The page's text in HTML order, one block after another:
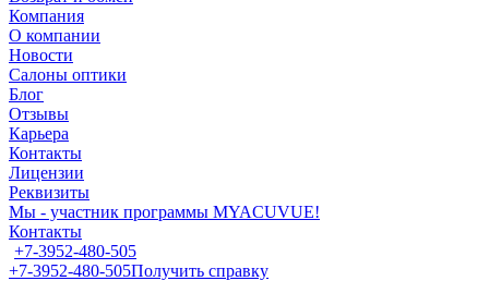
Компания
О компании
Новости
Салоны оптики
Блог
Отзывы
Карьера
Контакты
Лицензии
Реквизиты
Мы - участник программы MYACUVUE!
Контакты
+7-3952-480-505
+7-3952-480-505Получить справку